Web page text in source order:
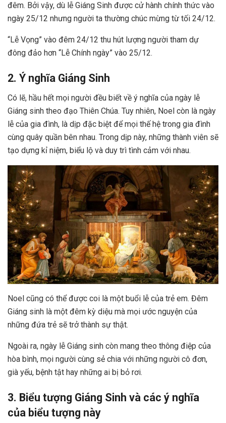
đêm. Bởi vậy, dù lễ Giáng Sinh được cử hành chính thức vào
ngày 25/12 nhưng người ta thường chúc mừng từ tối 24/12.
“Lễ Vọng” vào đêm 24/12 thu hút lượng người tham dự
đông đảo hơn “Lễ Chính ngày” vào 25/12.
2. Ý nghĩa Giáng Sinh
Có lẽ, hầu hết mọi người đều biết về ý nghĩa của ngày lễ
Giáng sinh theo đạo Thiên Chúa. Tuy nhiên, Noel còn là ngày
lễ của gia đình, là dịp đặc biệt để mọi thế hệ trong gia đình
cùng quây quần bên nhau. Trong dịp này, những thành viên sẽ
tạo dựng kỉ niệm, biểu lộ và duy trì tình cảm với nhau.
Noel cũng có thể được coi là một buổi lễ của trẻ em. Đêm
Giáng sinh là một đêm kỳ diệu mà mọi ước nguyện của
những đứa trẻ sẽ trở thành sự thật.
Ngoài ra, ngày lễ Giáng sinh còn mang theo thông điệp của
hòa bình, mọi người cùng sẻ chia với những người cô đơn,
già yếu, bệnh tật hay những ai bị bỏ rơi.
3. Biểu tượng Giáng Sinh và các ý nghĩa
của biểu tượng này